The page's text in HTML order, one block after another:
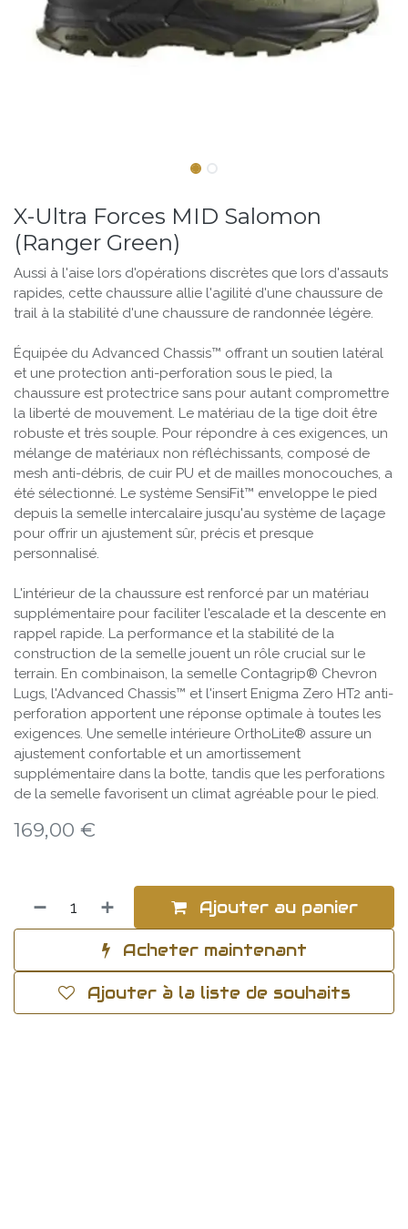
X-Ultra Forces MID Salomon
(Ranger Green)
Aussi à l'aise lors d'opérations discrètes que lors d'assauts
rapides, cette chaussure allie l'agilité d'une chaussure de
trail à la stabilité d'une chaussure de randonnée légère.
Équipée du Advanced Chassis™ offrant un soutien latéral
et une protection anti-perforation sous le pied, la
chaussure est protectrice sans pour autant compromettre
la liberté de mouvement. Le matériau de la tige doit être
robuste et très souple. Pour répondre à ces exigences, un
mélange de matériaux non réfléchissants, composé de
mesh anti-débris, de cuir PU et de mailles monocouches, a
été sélectionné. Le système SensiFit™ enveloppe le pied
depuis la semelle intercalaire jusqu'au système de laçage
pour offrir un ajustement sûr, précis et presque
personnalisé.
L'intérieur de la chaussure est renforcé par un matériau
supplémentaire pour faciliter l'escalade et la descente en
rappel rapide. La performance et la stabilité de la
construction de la semelle jouent un rôle crucial sur le
terrain. En combinaison, la semelle Contagrip® Chevron
Lugs, l'Advanced Chassis™ et l'insert Enigma Zero HT2 anti-
perforation apportent une réponse optimale à toutes les
exigences. Une semelle intérieure OrthoLite® assure un
ajustement confortable et un amortissement
supplémentaire dans la botte, tandis que les perforations
de la semelle favorisent un climat agréable pour le pied.
169,00 €
Ajouter au panier
Acheter maintenant
Ajouter à la liste de souhaits